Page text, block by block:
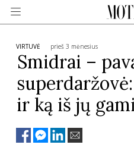
VEIDAI
VIRTUVĖ prieš 3 mėnesius
Smidrai –
ir ką iš jų